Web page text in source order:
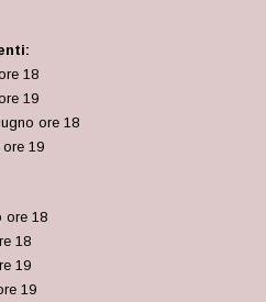
18
19
ore 18
19
ore 18
18
19
19